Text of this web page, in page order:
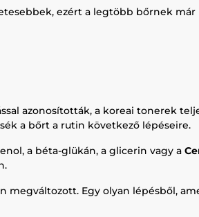
ezért a legtöbb bőrnek
azonosították, a koreai tonerek
a bőrt a rutin következő lépéseire.
a béta-glükán, a glicerin vagy a
Egy olyan lépésből,